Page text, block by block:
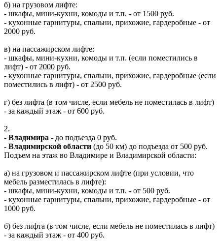
б) на грузовом лифте:
- шкафы, мини-кухни, комоды и т.п. - от 1500 руб.
- кухонные гарнитуры, спальни, прихожие, гардеробные - от
2000 руб.
в) на пассажирском лифте:
- шкафы, мини-кухни, комоды и т.п. (если поместились в
лифт) - от 2000 руб.
- кухонные гарнитуры, спальни, прихожие, гардеробные (если
поместились в лифт) - от 2500 руб.
г) без лифта (в том числе, если мебель не поместилась в лифт)
- за каждый этаж - от 600 руб.
2.
- Владимира - до подъезда 0 руб.
- Владимирской области (до 50 км) до подъезда от 500 руб.
Подъем на этаж во Владимире и Владимирской области:
а) на грузовом и пассажирском лифте (при условии, что
мебель разместилась в лифте):
- шкафы, мини-кухни, комоды и т.п. - от 500 руб.
- кухонные гарнитуры, спальни, прихожие, гардеробные - от
1000 руб.
б) без лифта (в том числе, если мебель не поместилась в лифт)
- за каждый этаж - от 400 руб.